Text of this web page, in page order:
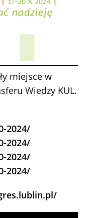
miejsce w
Wiedzy KUL.
2024/
2024/
2024/
2024/